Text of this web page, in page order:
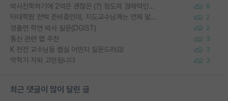
박사진학하기에 2억은 괜찮은 (?) 정도의 경제력인가요 9
타대학원 컨텍 준비중인데, 지도교수님께는 언제 말씀드려야 할까요? 2
정출연 학연 박사 질문(DGIST) 2
통신 관련 랩 추천 3
K 전전 교수님들 랩실 어떤지 질문드려요! 3
막학기 자퇴 고민됩니다 3
최근 댓글이 많이 달린 글